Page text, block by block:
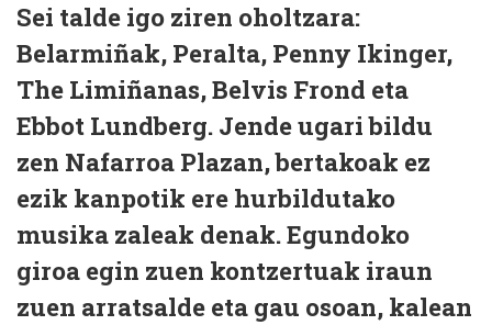
Sei talde igo ziren oholtzara:
Belarmiñak, Peralta, Penny Ikinger,
The Limiñanas, Belvis Frond eta
Ebbot Lundberg. Jende ugari bildu
zen Nafarroa Plazan, bertakoak ez
ezik kanpotik ere hurbildutako
musika zaleak denak. Egundoko
giroa egin zuen kontzertuak iraun
zuen arratsalde eta gau osoan, kalean